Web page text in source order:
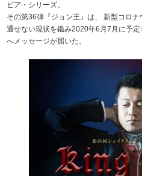
ピア・シリーズ。
その第36弾『ジョン王』は、 新型コロ
通せない現状を鑑み2020年6月7月に予
へメッセージが届いた。